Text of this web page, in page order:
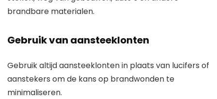
brandbare materialen.
Gebruik van aansteeklonten
Gebruik altijd aansteeklonten in plaats van lucifers of
aanstekers om de kans op brandwonden te
minimaliseren.